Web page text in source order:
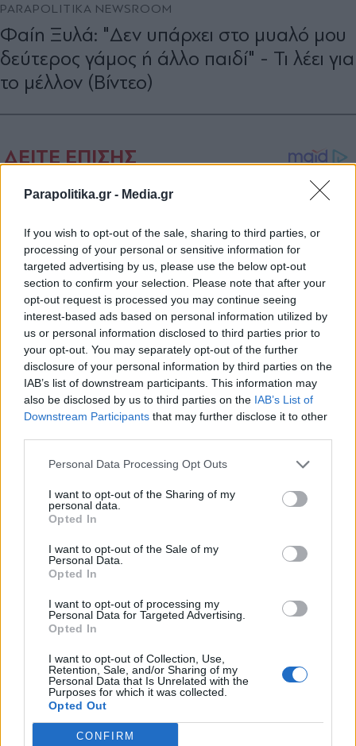
Parapolitika.gr - Media.gr
If you wish to opt-out of the sale, sharing to third parties, or
processing of your personal or sensitive information for
targeted advertising by us, please use the below opt-out
section to confirm your selection. Please note that after your
opt-out request is processed you may continue seeing
interest-based ads based on personal information utilized by
us or personal information disclosed to third parties prior to
your opt-out. You may separately opt-out of the further
disclosure of your personal information by third parties on the
IAB’s list of downstream participants. This information may
also be disclosed by us to third parties on the IAB’s List of
Downstream Participants that may further disclose it to other
Personal Data Processing Opt Outs
I want to opt-out of the Sharing of my
personal data.
Opted In
I want to opt-out of the Sale of my
Personal Data.
Opted In
I want to opt-out of processing my
Personal Data for Targeted Advertising.
Opted In
I want to opt-out of Collection, Use,
Retention, Sale, and/or Sharing of my
Personal Data that Is Unrelated with the
Purposes for which it was collected.
Opted Out
CONFIRM
PARAPOLITIKA NEWSROOM
Φαίη Ξυλά: "Δεν υπάρχει στο μυαλό μου
δεύτερος γάμος ή άλλο παιδί" - Τι λέει για
το μέλλον (Βίντεο)
Εγγραφή στο newsletter
Αποδέχομαι τους
και την πολιτική απορρήτου
X